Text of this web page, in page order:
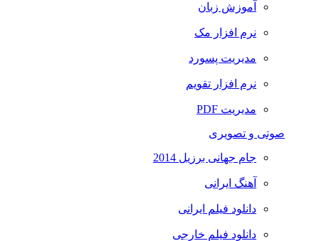
آموزش زبان
نرم افزار مک
مدیریت پسورد
نرم افزار تقویم
مدیریت PDF
صوتی و تصویری
جام جهانی برزیل 2014
آهنگ ایرانی
دانلود فیلم ایرانی
دانلود فیلم خارجی